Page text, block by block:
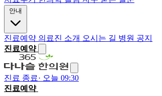
진료예약 의료진 소개 오시는 길 병원 공지
진료예약
진료 종료· 오늘 09:30
진료예약